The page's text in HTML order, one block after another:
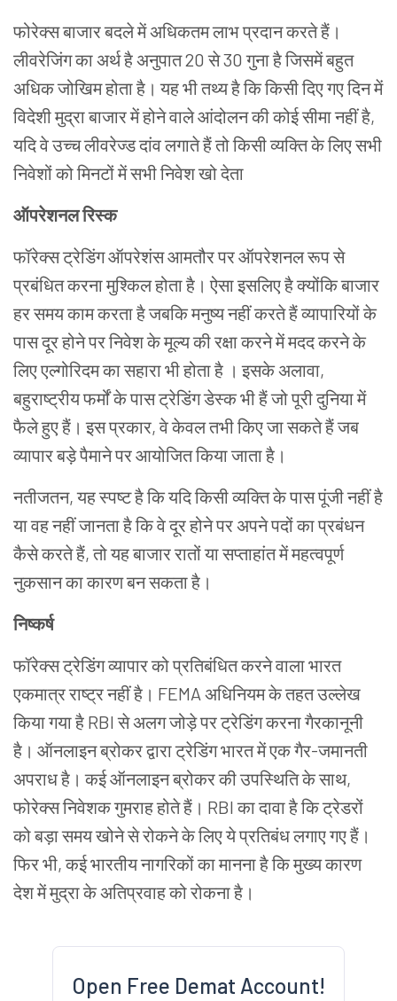
फोरेक्सबाजार बदले में अधिकतम लाभ प्रदान करते हैं।
लीवरेजिंग का अर्थ हैअनुपात20से30गुना हैजिसमें बहुत
अधिक जोखिम होता है। यह भी तथ्य है कि किसी दिए गए दिन में
विदेशी मुद्रा बाजार में होने वाले आंदोलन की कोई सीमा नहीं है,
यदि वे उच्च लीवरेज्ड दांव लगाते हैं तो किसी व्यक्ति के लिए सभी
निवेशों को मिनटों मेंसभी निवेश खो देता
ऑपरेशनल रिस्क
फॉरेक्स ट्रेडिंग ऑपरेशंस आमतौर पर ऑपरेशनल रूप से
प्रबंधितकरना मुश्किल होता है। ऐसा इसलिए है क्योंकि बाजार
हर समय काम करता है जबकि मनुष्य नहीं करते हैं व्यापारियों के
पासदूर होने पर निवेश के मूल्य की रक्षा करने में मदद करने के
लिएएल्गोरिदम का सहारा भी होता है । इसके अलावा,
बहुराष्ट्रीय फर्मों के पास ट्रेडिंग डेस्क भी हैं जो पूरी दुनिया में
फैले हुए हैं। इस प्रकार, वे केवल तभी किए जा सकते हैं जब
व्यापार बड़े पैमाने परआयोजितकिया जाता है।
नतीजतन, यह स्पष्ट है कि यदि किसी व्यक्ति के पास पूंजी नहीं है
या वह नहीं जानता है कि वे दूर होने पर अपने पदों का प्रबंधन
कैसे करते हैं, तो यह बाजार रातों या सप्ताहांत में महत्वपूर्ण
नुकसान का कारण बन सकता है।
निष्कर्ष
फॉरेक्स ट्रेडिंगव्यापार को प्रतिबंधित करने वाला भारत
एकमात्र राष्ट्र नहीं है। FEMA अधिनियम के तहतउल्लेख
किया गया है RBI से अलग जोड़े पर ट्रेडिंगकरना गैरकानूनी
है। ऑनलाइन ब्रोकर द्वारा ट्रेडिंग भारत में एक गैर-जमानती
अपराध है। कई ऑनलाइनब्रोकरकी उपस्थिति के साथ,
फोरेक्सनिवेशक गुमराह होते हैं। RBI का दावा है किट्रेडरों
को बड़ा समय खोने से रोकने के लिए ये प्रतिबंधलगाए गएहैं।
फिर भी, कई भारतीय नागरिकों का मानना है कि मुख्य कारण
देश में मुद्रा के अतिप्रवाह को रोकना है।
Open Free Demat Account!